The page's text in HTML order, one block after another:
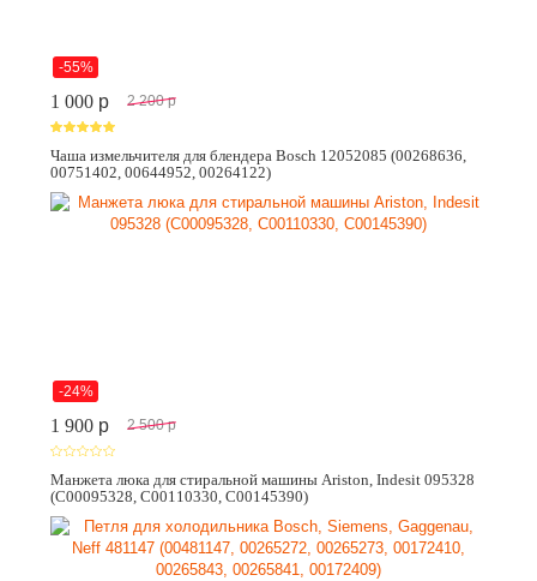
-55%
1 000 p 2 200 p
Чаша измельчителя для блендера Bosch 12052085 (00268636,
00751402, 00644952, 00264122)
-24%
1 900 p 2 500 p
Манжета люка для стиральной машины Ariston, Indesit 095328
(C00095328, C00110330, C00145390)